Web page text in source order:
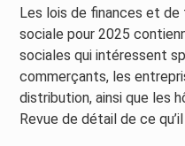
Les lois de finances et
sociale pour 2025
sociales qui intéressent
commerçants, les
distribution, ainsi que les
Revue de détail de ce